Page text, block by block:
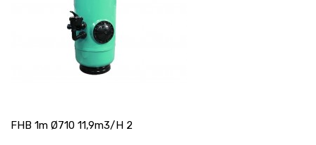
FHB 1m Ø710 11,9m3/h 2